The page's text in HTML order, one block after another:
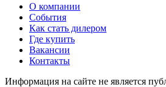
О компании
События
Как стать дилером
Где купить
Вакансии
Контакты
Информация на сайте не является